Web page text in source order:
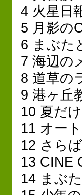
4 火星日
5 月影の
6 まぶた
7 海辺の
8 道草の
9 港ヶ丘
10 夏だ
11 オー
12 さら
13 CINE
14 まぶ